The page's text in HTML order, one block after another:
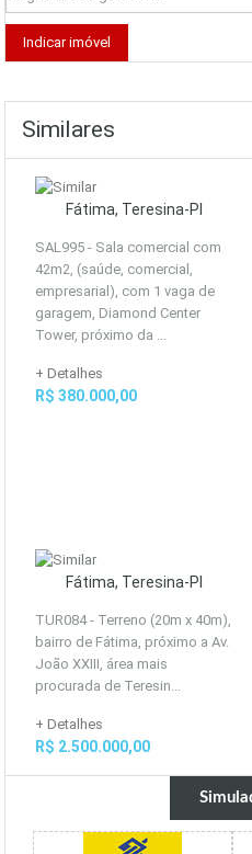
Similares
Fátima, Teresina-PI
SAL995 - Sala comercial com
42m2, (saúde, comercial,
empresarial), com 1 vaga de
garagem, Diamond Center
Tower, próximo da ...
+ Detalhes
R$ 380.000,00
Fátima, Teresina-PI
TUR084 - Terreno (20m x 40m),
bairro de Fátima, próximo a Av.
João XXIII, área mais
procurada de Teresin...
+ Detalhes
R$ 2.500.000,00